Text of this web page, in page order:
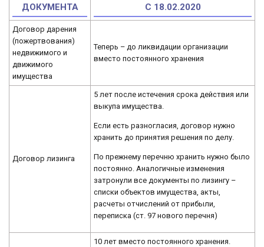
ДОКУМЕНТА
С 18.02.2020
Договор дарения
(пожертвования)
недвижимого и
движимого
имущества
Теперь – до ликвидации организации
вместо постоянного хранения
Договор лизинга
5 лет после истечения срока действия или
выкупа имущества.
Если есть разногласия, договор нужно
хранить до принятия решения по делу.
По прежнему перечню хранить нужно было
постоянно. Аналогичные изменения
затронули все документы по лизингу –
списки объектов имущества, акты,
расчеты отчислений от прибыли,
переписка (ст. 97 нового перечня)
10 лет вместо постоянного хранения.